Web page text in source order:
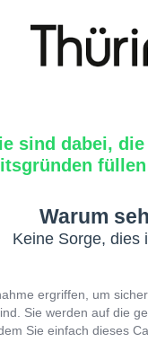
sind dabei,
Warum
Keine Sorge, dies
ergriffen, um
Sie werden auf die
Sie einfach dieses